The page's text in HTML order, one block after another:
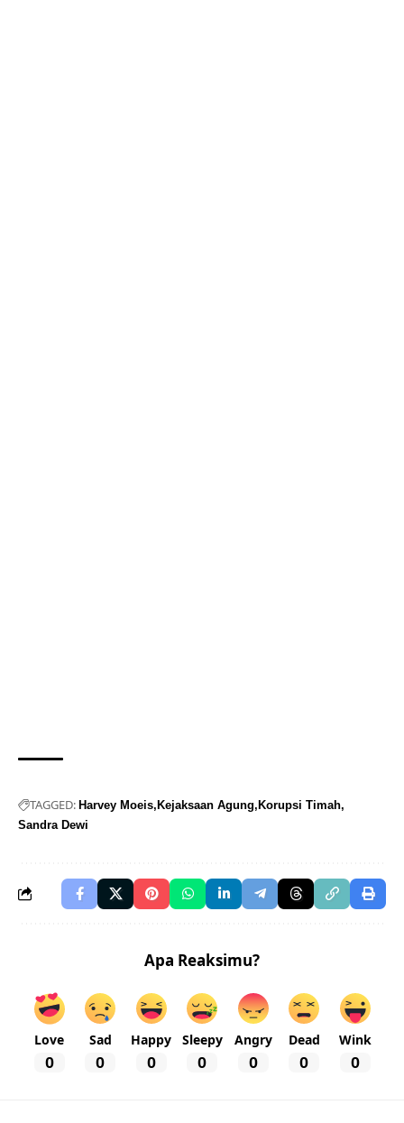
TAGGED: Harvey Moeis Kejaksaan Agung Korupsi Timah
Sandra Dewi
Apa Reaksimu?
Love
0
Sad
0
Happy
0
Sleepy
0
Angry
0
Dead
0
Wink
0